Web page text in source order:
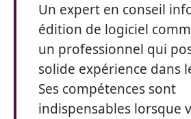
Un expert en conseil
édition de logiciel
un professionnel qui
solide expérience dans
Ses compétences sont
indispensables lorsque